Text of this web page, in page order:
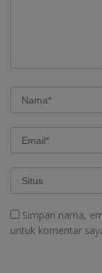
Simpan nama,
untuk komentar